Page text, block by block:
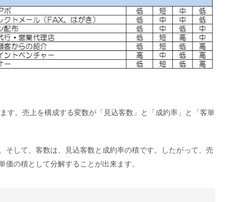
す。売上を構成する変数が「見込客数」と「成約率」と「客単
そして、客数は、見込客数と成約率の積です。したがって、売
価の積として分解することが出来ます。